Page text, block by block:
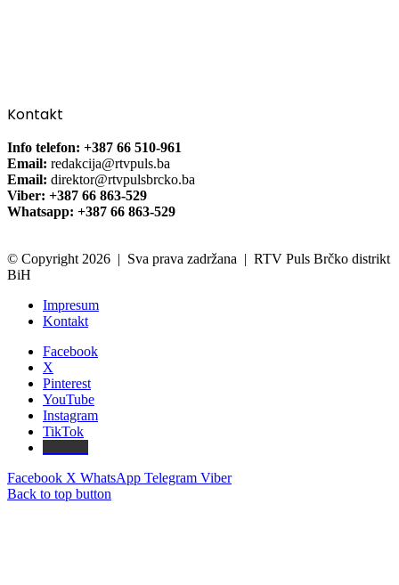
Kontakt
Info telefon: +387 66 510-961
Email: redakcija@rtvpuls.ba
Email: direktor@rtvpulsbrcko.ba
Viber: +387 66 863-529
Whatsapp: +387 66 863-529
© Copyright 2026 | Sva prava zadržana | RTV Puls Brčko distrikt
BiH
Impresum
Kontakt
Facebook
X
Pinterest
YouTube
Instagram
TikTok
Facebook X WhatsApp Telegram Viber
Back to top button